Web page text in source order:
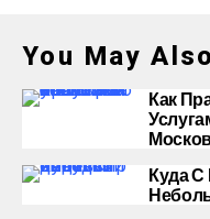
You May
Как
Куда